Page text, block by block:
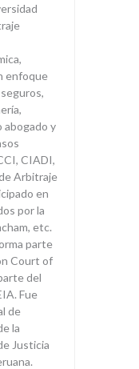
enfoque
abogado y
CIADI,
Arbitraje
en
por la
etc.
parte
Court of
del
Fue
de
la
Justicia